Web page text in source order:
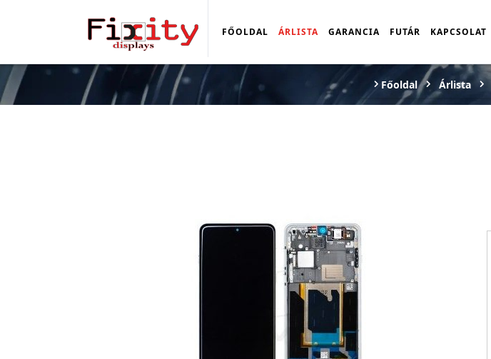
FŐOLDAL ÁRLISTA GARANCIA FUTÁR KAPCSOLAT
Főoldal Árlista